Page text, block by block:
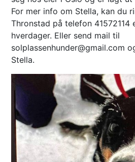
For mer info om Stella, kan du
Thronstad på telefon 41572114
hverdager. Eller send mail til
solplassenhunder@gmail.com
Stella.